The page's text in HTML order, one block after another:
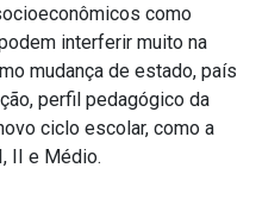
como
interferir muito na
mudança de estado, país
perfil pedagógico da
ciclo escolar, como a
II e Médio.